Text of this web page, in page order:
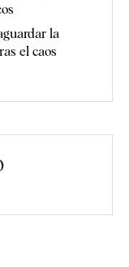
la
el caos